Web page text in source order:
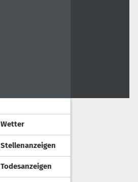
Wetter
Stellenanzeigen
Todesanzeigen